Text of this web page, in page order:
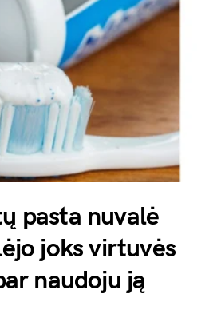
pasta nuvalė
joks virtuvės
naudoju ją